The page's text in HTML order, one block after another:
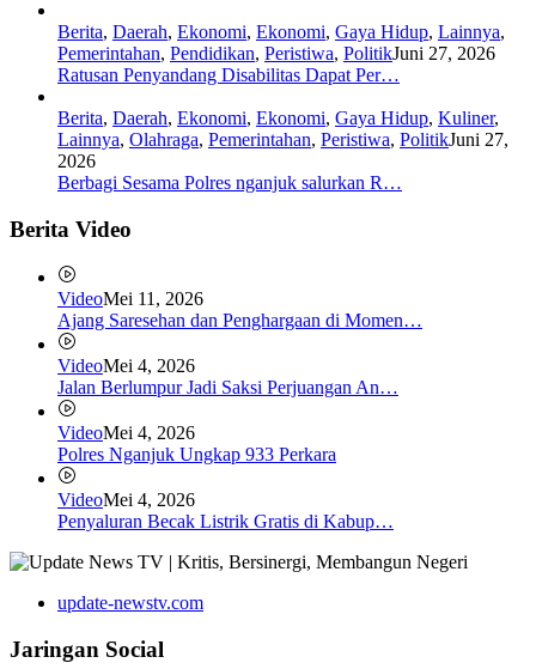
Berita, Daerah, Ekonomi, Ekonomi, Gaya Hidup, Lainnya,
Pemerintahan, Pendidikan, Peristiwa, PolitikJuni 27, 2026
Ratusan Penyandang Disabilitas Dapat Per…
Berita, Daerah, Ekonomi, Ekonomi, Gaya Hidup, Kuliner,
Lainnya, Olahraga, Pemerintahan, Peristiwa, PolitikJuni 27,
2026
Berbagi Sesama Polres nganjuk salurkan R…
Berita Video
VideoMei 11, 2026
Ajang Saresehan dan Penghargaan di Momen…
VideoMei 4, 2026
Jalan Berlumpur Jadi Saksi Perjuangan An…
VideoMei 4, 2026
Polres Nganjuk Ungkap 933 Perkara
VideoMei 4, 2026
Penyaluran Becak Listrik Gratis di Kabup…
update-newstv.com
Jaringan Social